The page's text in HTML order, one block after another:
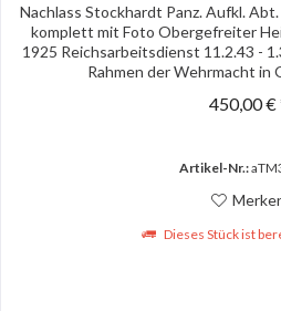
Nachlass Stockhardt Panz. Aufkl.
komplett mit Foto Obergefreiter
1925 Reichsarbeitsdienst 11.2.43 -
Rahmen der Wehrmacht in
450,00 €
Artikel-Nr.:
Dieses Stück ist